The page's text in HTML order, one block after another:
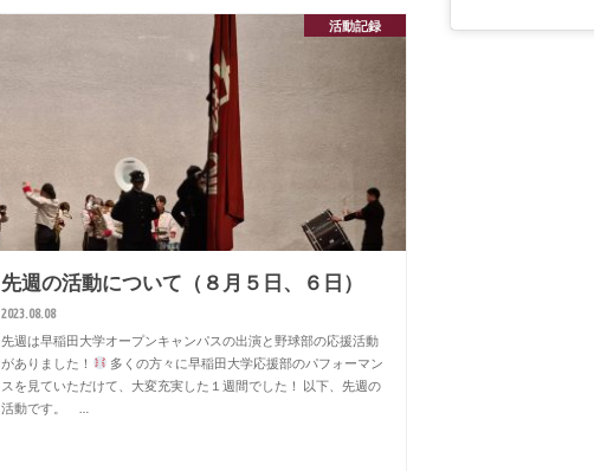
活動記録
先週の活動について（８月５日、６日）
2023.08.08
先週は早稲田大学オープンキャンパスの出演と野球部の応援活動
がありました！
多くの方々に早稲田大学応援部のパフォーマン
スを見ていただけて、大変充実した１週間でした！ 以下、先週の
活動です。 …